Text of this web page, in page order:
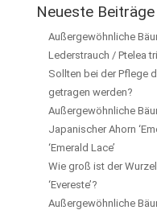
Neueste Beiträge
Außergewöhnliche
Lederstrauch / Ptelea
Sollten bei der Pflege
getragen werden?
Außergewöhnliche
Japanischer Ahorn
‘Emerald Lace’
Wie groß ist der
‘Evereste’?
Außergewöhnliche